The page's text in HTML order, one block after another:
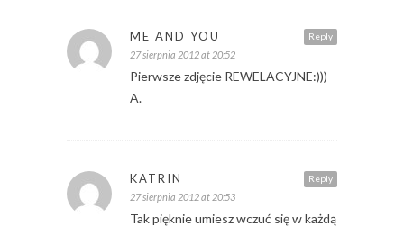
Reply
ME AND YOU
27 sierpnia 2012 at 20:52
Pierwsze zdjęcie REWELACYJNE:)))
A.
Reply
KATRIN
27 sierpnia 2012 at 20:53
Tak pięknie umiesz wczuć się w każdą